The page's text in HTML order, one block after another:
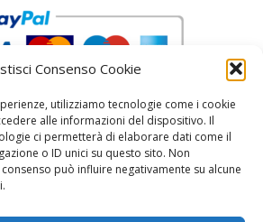
Consenso Cookie
utilizziamo tecnologie come i cookie
alle informazioni del dispositivo. Il
ci permetterà di elaborare dati come il
o ID unici su questo sito. Non
può influire negativamente su alcune
Privacy Policy and